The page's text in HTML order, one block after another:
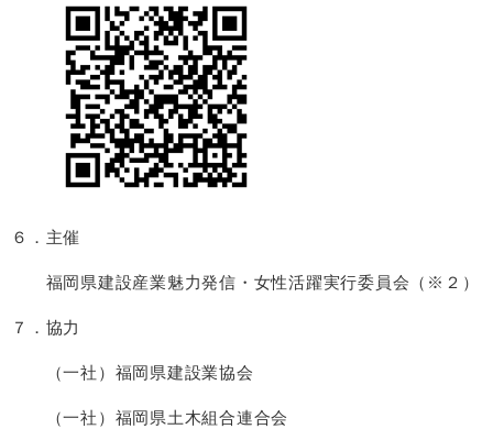
６．主催
福岡県建設産業魅力発信・女性活躍実行委員会（※２）
７．協力
（一社）福岡県建設業協会
（一社）福岡県土木組合連合会